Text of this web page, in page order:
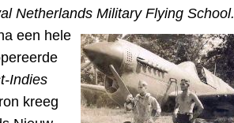
Netherlands Military Flying School.
een hele
Indies
kreeg